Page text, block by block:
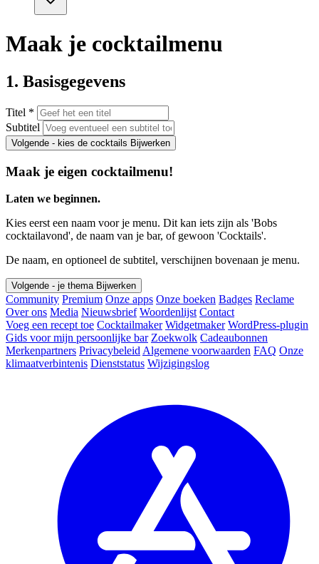
Maak je cocktailmenu
1. Basisgegevens
Titel *
Subtitel
Volgende - kies de cocktails Bijwerken
Maak je eigen cocktailmenu!
Laten we beginnen.
Kies eerst een naam voor je menu. Dit kan iets zijn als 'Bobs
cocktailavond', de naam van je bar, of gewoon 'Cocktails'.
De naam, en optioneel de subtitel, verschijnen bovenaan je menu.
Volgende - je thema Bijwerken
Community Premium Onze apps Onze boeken Badges Reclame
Over ons Media Nieuwsbrief Woordenlijst Contact
Voeg een recept toe Cocktailmaker Widgetmaker WordPress-plugin
Gids voor mijn persoonlijke bar Zoekwolk Cadeaubonnen
Merkenpartners Privacybeleid Algemene voorwaarden FAQ Onze
klimaatverbintenis Dienststatus Wijzigingslog